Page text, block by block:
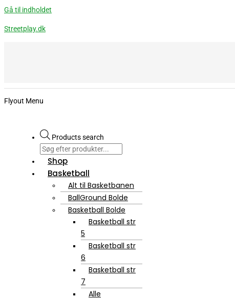
Gå til indholdet
Streetplay.dk
Flyout Menu
Products search
Shop
Basketball
Alt til Basketbanen
BallGround Bolde
Basketball Bolde
Basketball str
5
Basketball str
6
Basketball str
7
Alle